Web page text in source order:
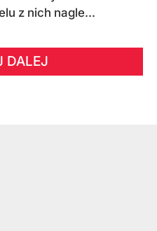
z nich nagle...
DALEJ